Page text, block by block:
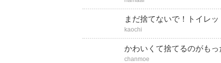
まだ捨てないで！トイレ
kaochi
かわいくて捨てるのがも
chanmoe